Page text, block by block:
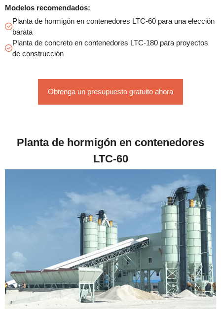
Modelos recomendados:
Planta de hormigón en contenedores LTC-60 para una elección
barata
Planta de concreto en contenedores LTC-180 para proyectos
de construcción
Obtenga un presupuesto gratuito ahora
Planta de hormigón en contenedores
LTC-60